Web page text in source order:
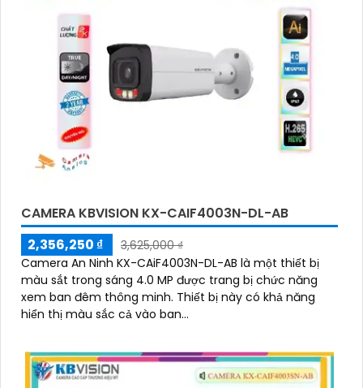
CAMERA KBVISION KX-CAIF4003N-DL-AB
2,356,250 ₫
3,625,000 ₫
Camera An Ninh KX-CAiF4003N-DL-AB là một thiết bị
màu sắt trong sáng 4.0 MP được trang bị chức năng
xem ban đêm thông minh. Thiết bị này có khả năng
hiển thị màu sắc cả vào ban...